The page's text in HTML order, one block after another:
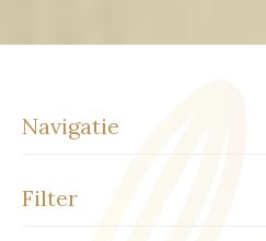
Navigatie
Filter